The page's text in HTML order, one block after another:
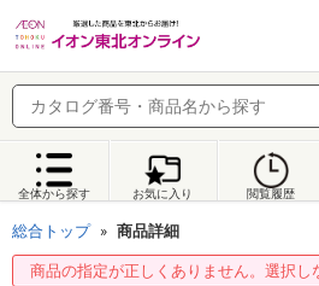
全体から探す お気に入り 閲覧履歴
総合トップ 商品詳細
商品の指定が正しくありません。選択し